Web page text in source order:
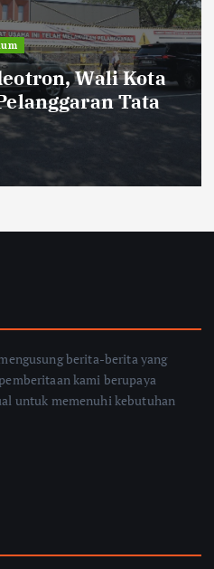
PLN UP3
Petugas
berita-berita yang
kami berupaya
untuk memenuhi kebutuhan